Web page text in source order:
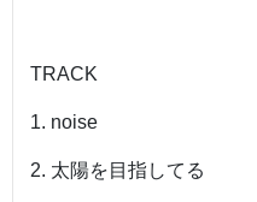
TRACK
1. noise
2. 太陽を目指してる